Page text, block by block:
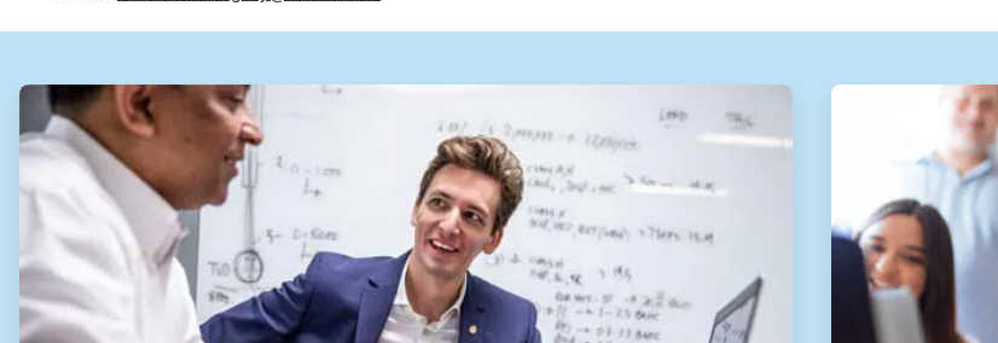
ArticleTile
ˑ
2
ArticleTile